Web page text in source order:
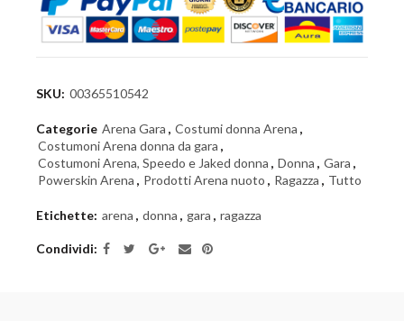
SKU: 00365510542
Categorie Arena Gara , Costumi donna Arena ,
Costumoni Arena donna da gara ,
Costumoni Arena, Speedo e Jaked donna , Donna , Gara ,
Powerskin Arena , Prodotti Arena nuoto , Ragazza , Tutto
Etichette: arena , donna , gara , ragazza
Condividi